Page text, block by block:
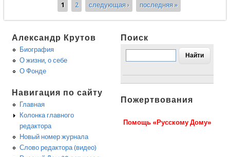
Страницы
1 2 следующая › последняя »
Александр Крутов
Биография
О жизни, о себе
О Фонде
Навигация по сайту
Главная
Колонка главного
редактора
Новый номер журнала
Слово редактора (видео)
Поиск
Пожертвования
Помощь «Русскому Дому»